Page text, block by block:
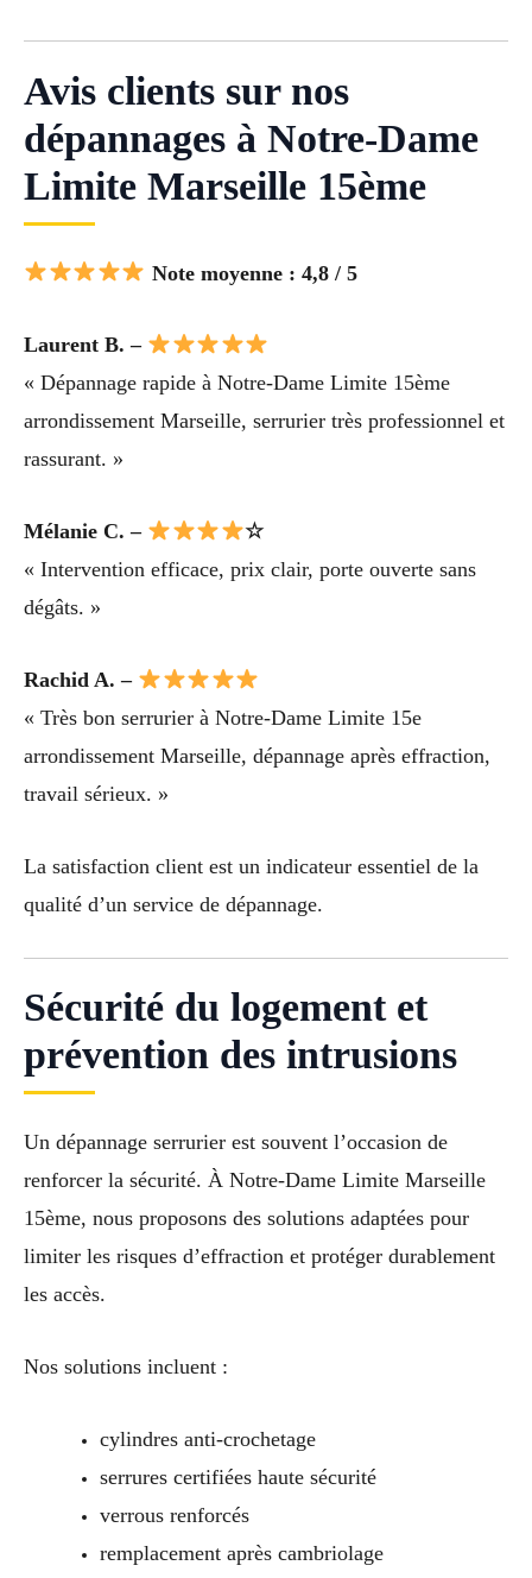
Avis clients sur nos
dépannages à Notre-Dame
Limite Marseille 15ème
Note moyenne : 4,8 / 5
Laurent B. –
« Dépannage rapide à Notre-Dame Limite 15ème
arrondissement Marseille, serrurier très professionnel et
rassurant. »
Mélanie C. –
☆
« Intervention efficace, prix clair, porte ouverte sans
dégâts. »
Rachid A. –
« Très bon serrurier à Notre-Dame Limite 15e
arrondissement Marseille, dépannage après effraction,
travail sérieux. »
La satisfaction client est un indicateur essentiel de la
qualité d’un service de dépannage.
Sécurité du logement et
prévention des intrusions
Un dépannage serrurier est souvent l’occasion de
renforcer la sécurité. À Notre-Dame Limite Marseille
15ème, nous proposons des solutions adaptées pour
limiter les risques d’effraction et protéger durablement
les accès.
Nos solutions incluent :
cylindres anti-crochetage
serrures certifiées haute sécurité
verrous renforcés
remplacement après cambriolage